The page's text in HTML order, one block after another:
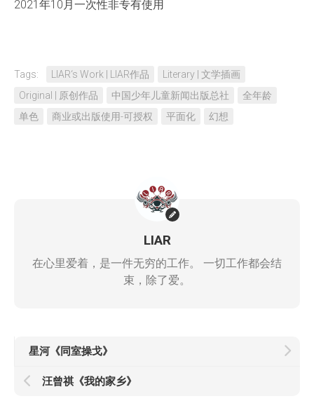
2021年10月一次性非专有使用
Tags: LIAR‘s Work | LIAR作品
Literary | 文学插画
Original | 原创作品
中国少年儿童新闻出版总社
全年龄
单色
商业或出版使用-可授权 平面化 幻想
LIAR
在心里爱着，是一件无穷的工作。 一切工作都会结
束，除了爱。
星河《同室操戈》
汪曾祺《我的家乡》